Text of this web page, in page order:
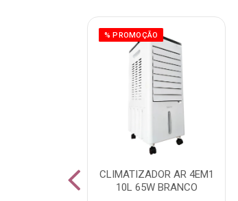
% PROMOÇÃO
CLIMATIZADOR AR 4EM1
10L 65W BRANCO